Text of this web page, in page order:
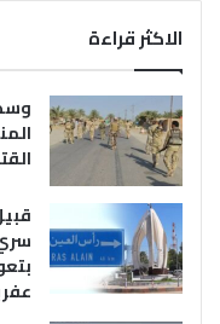
الاكثر قراءة